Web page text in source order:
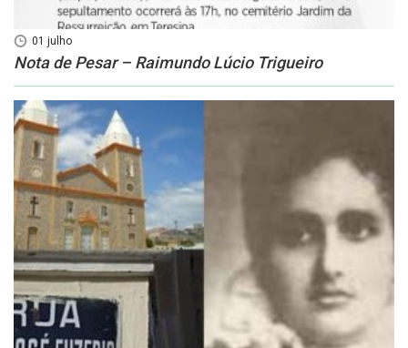
01 julho
Nota de Pesar – Raimundo Lúcio Trigueiro